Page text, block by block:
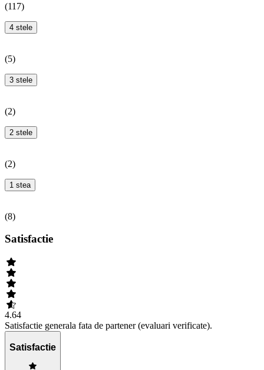
(117)
4 stele
(5)
3 stele
(2)
2 stele
(2)
1 stea
(8)
Satisfactie
4.64
Satisfactie generala fata de partener (evaluari verificate).
Satisfactie